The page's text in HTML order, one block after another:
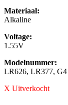
Materiaal:
Alkaline
Voltage:
1.55V
Modelnummer:
LR626, LR377, G4
X Uitverkocht